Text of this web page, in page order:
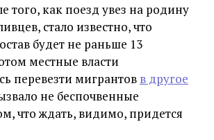
того, как поезд увез на родину
стало известно, что
будет не раньше 13
местные власти
перевезти мигрантов в другое
не беспочвенные
что ждать, видимо, придется